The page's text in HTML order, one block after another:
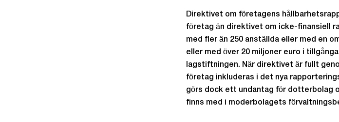
Direktivet om företagens
företag än direktivet om icke-finansiell
med fler än 250 anställda eller med en
eller med över 20 miljoner euro i
lagstiftningen. När direktivet är fullt
företag inkluderas i det nya
görs dock ett undantag för dotterbolag
finns med i moderbolagets